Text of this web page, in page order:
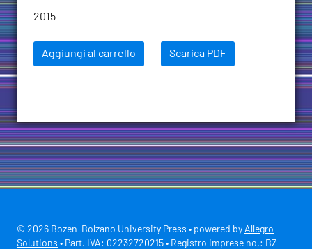
2015
Aggiungi al carrello Scarica PDF
© 2026 Bozen-Bolzano University Press • powered by Allegro
Solutions • Part. IVA: 02232720215 • Registro imprese no.: BZ